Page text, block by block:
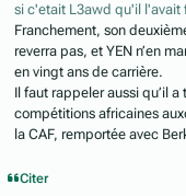
si c'etait L3awd qu'il l'avait
Franchement, son
reverra pas, et YEN n’en
en vingt ans de carrière.
Il faut rappeler aussi qu’il
compétitions africaines
la CAF, remportée avec
Citer